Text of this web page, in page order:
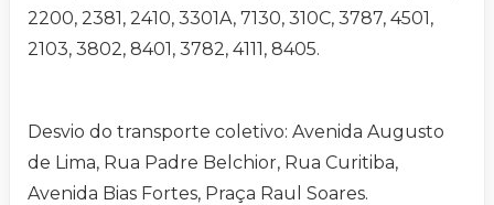
2200, 2381, 2410, 3301A, 7130, 310C, 3787, 4501,
2103, 3802, 8401, 3782, 4111, 8405.
Desvio do transporte coletivo: Avenida Augusto
de Lima, Rua Padre Belchior, Rua Curitiba,
Avenida Bias Fortes, Praça Raul Soares.